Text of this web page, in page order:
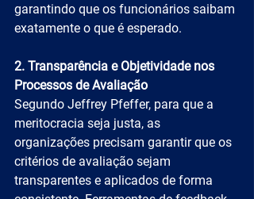
garantindo que os funcionários saibam
exatamente o que é esperado.
2. Transparência e Objetividade nos
Processos de Avaliação
Segundo Jeffrey Pfeffer, para que a
meritocracia seja justa, as
organizações precisam garantir que os
critérios de avaliação sejam
transparentes e aplicados de forma